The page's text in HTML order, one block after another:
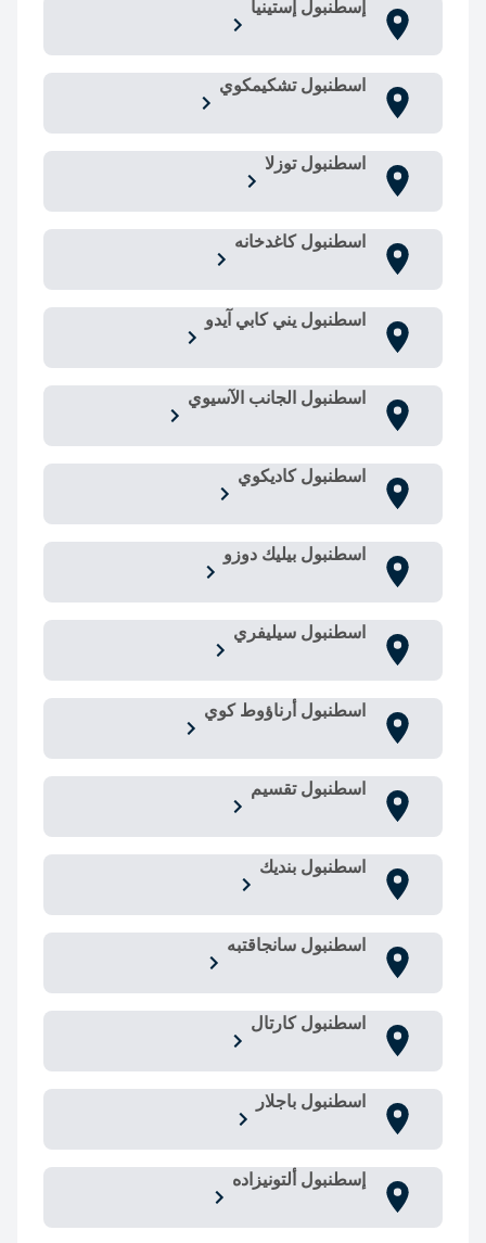
إسطنبول إستينيا
اسطنبول تشكيمكوي
اسطنبول توزلا
اسطنبول كاغدخانه
اسطنبول يني كابي آيدو
اسطنبول الجانب الآسيوي
اسطنبول كاديكوي
اسطنبول بيليك دوزو
اسطنبول سيليفري
اسطنبول أرناؤوط كوي
اسطنبول تقسيم
اسطنبول بنديك
اسطنبول سانجاقتبه
اسطنبول كارتال
اسطنبول باجلار
إسطنبول ألتونيزاده